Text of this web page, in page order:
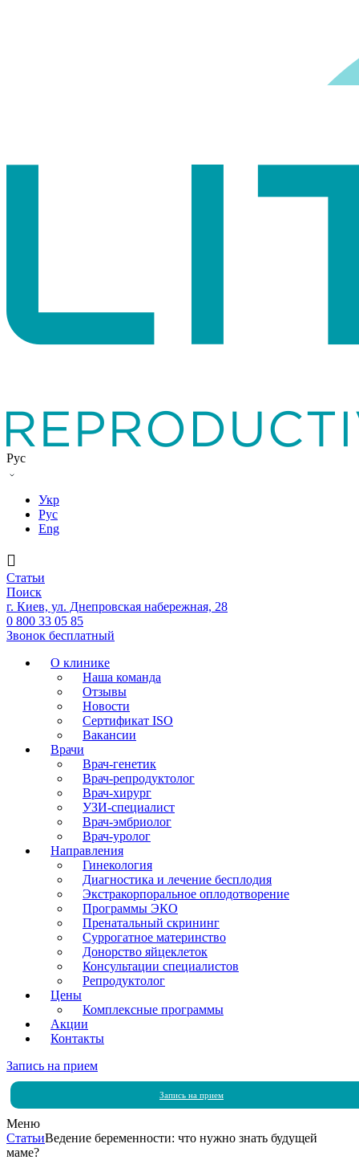
Рус
Укр
Рус
Eng
Статьи
Поиск
г. Киев, ул. Днепровская набережная, 28
0 800 33 05 85
Звонок бесплатный
О клинике
Наша команда
Отзывы
Новости
Сертификат ISO
Вакансии
Врачи
Врач-генетик
Врач-репродуктолог
Врач-хирург
УЗИ-специалист
Врач-эмбриолог
Врач-уролог
Направления
Гинекология
Диагностика и лечение бесплодия
Экстракорпоральное оплодотворение
Программы ЭКО
Пренатальный скрининг
Суррогатное материнство
Донорство яйцеклеток
Консультации специалистов
Репродуктолог
Цены
Комплексные программы
Акции
Контакты
Запись на прием
Запись на прием
Меню
СтатьиВедение беременности: что нужно знать будущей
маме?